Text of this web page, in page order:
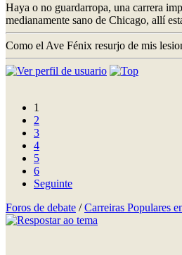
Haya o no guardarropa, una carrera
medianamente sano de Chicago, allí
Como el Ave Fénix resurjo de mis
1
2
3
4
5
6
Seguinte
Foros de debate /Carreiras Populares